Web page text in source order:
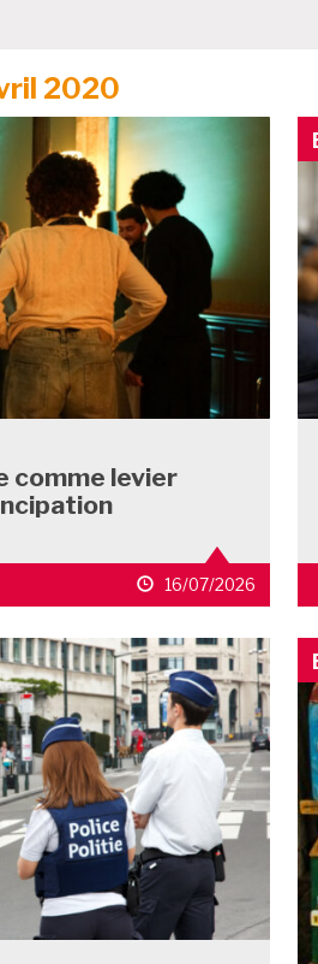
2020
comme levier
16/07/2026